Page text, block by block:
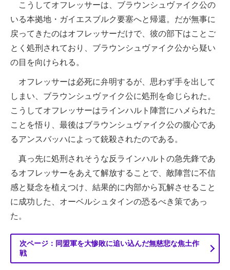
こうしてオフレッサーは、ブラウンシュヴァイク公の
いる本拠地・ガイエスブルク要塞へと帰還。だが無事に
戻ってきたのはオフレッサーだけで、彼の部下はことご
とく処刑されており、ブラウンシュヴァイク公から疑い
の目を向けられる。
オフレッサーは必死に弁明するが、思わず手を出して
しまい、ブラウンシュヴァイク公に処刑を命じられた。
こうしてオフレッサーはラインハルト陣営にハメられた
ことを悟り、最後はブラウンシュヴァイク公の腹心であ
るアンスバッハによって銃殺されたのである。
真っ先に処刑されそうな反ラインハルトの急先鋒であ
るオフレッサーをあえて解放することで、敵陣営に不信
感と疑念を植えつけ、結果的に内部から瓦解させること
に成功した、オーベルシュタインの恐るべき策であっ
た。
次ページ：同盟軍を大惨敗に追い込んだ無慈悲な焦土作
戦